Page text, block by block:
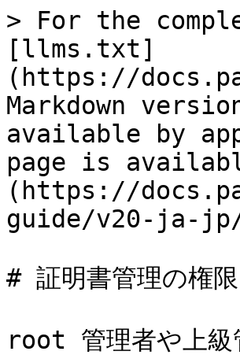
> For the
[llms.txt]
(https://
Markdown
available by
page is
(https://
guide/v20-ja-
# 証明書管理の権限
root 管理者や上級